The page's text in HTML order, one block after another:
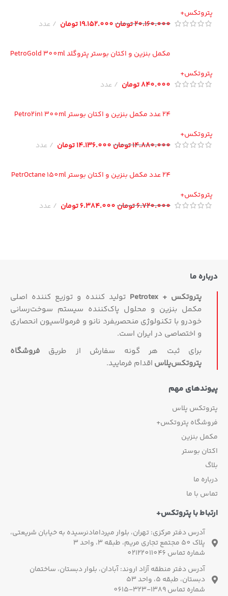
20.160.000تومان19.152.000تومان عدد
مکمل بنزین و اکتان بوستر پتروگلد PetroGold 300ml
840.000تومان عدد
24 عدد مکمل بنزین و اکتان بوستر Petro2in1 300ml
14.880.000تومان14.136.000تومان عدد
24 عدد مکمل بنزین و اکتان بوستر PetrOctane 150ml
6.720.000تومان6.384.000تومان عدد
ما
پتروتکس + Petrotex
تولید کننده و توزیع کننده اصلی
مکمل بنزین و محلول پاک‌کننده سیستم سوخت‌رسانی
خودرو با تکنولوژی منحصربفرد نانو و فرمولاسیون انحصاری
و اختصاصی در ایران است.
برای ثبت هر گونه سفارش از طریقفروشگاه
پتروتکس‏‌پلاساقدام فرمایید.
مهم
پلاس
پتروتکس+
بنزین
بوستر
ما
با ما
با پتروتکس+
آدرس دفتر مرکزی: تهران، بلوار میردامادنرسیده به خیابان شریعتی،
پلاک 50 مجتمع تجاری مریم، طبقه 3، واحد 3
شماره تماس 02122011046
آدرس دفتر منطقه آزاد اروند: آبادان، بلوار دبستان، ساختمان
دبستان، طبقه 5، واحد 53
شماره تماس 1389-323-0615